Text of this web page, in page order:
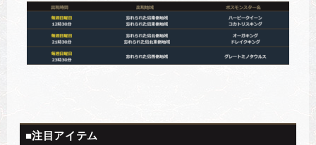
■注目アイテム